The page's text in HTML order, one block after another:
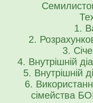
1.
2.
3.
4. Внутрішній
5. Внутрішній
6.
сімейства